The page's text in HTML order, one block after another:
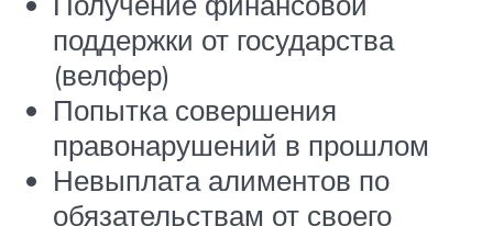
поддержки от государства
(велфер)
Попытка совершения
правонарушений в прошлом
Невыплата алиментов по
обязательствам от своего